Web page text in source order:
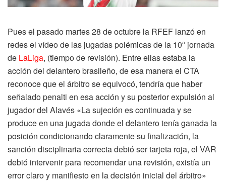
Pues el pasado martes 28 de octubre la RFEF lanzó en
redes el vídeo de las jugadas polémicas de la 10ª jornada
de LaLiga, (tiempo de revisión). Entre ellas estaba la
acción del delantero brasileño, de esa manera el CTA
reconoce que el árbitro se equivocó, tendría que haber
señalado penalti en esa acción y su posterior expulsión al
jugador del Alavés «La sujeción es continuada y se
produce en una jugada donde el delantero tenía ganada la
posición condicionando claramente su finalización, la
sanción disciplinaria correcta debió ser tarjeta roja, el VAR
debió intervenir para recomendar una revisión, existía un
error claro y manifiesto en la decisión inicial del árbitro»